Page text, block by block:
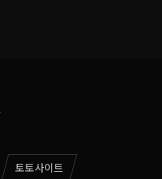
토토사이트